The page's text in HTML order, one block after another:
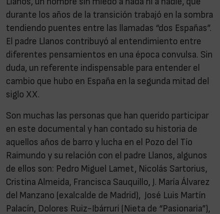
durante los años de la transición trabajó en la sombra
tendiendo puentes entre las llamadas “dos Españas”.
El padre Llanos contribuyó al entendimiento entre
diferentes pensamientos en una época convulsa. Sin
duda, un referente indispensable para entender el
cambio que hubo en España en la segunda mitad del
siglo XX.
Son muchas las personas que han querido participar
en este documental y han contado su historia de
aquellos años de barro y lucha en el Pozo del Tío
Raimundo y su relación con el padre Llanos, algunos
de ellos son: Pedro Miguel Lamet, Nicolás Sartorius,
Cristina Almeida, Francisca Sauquillo, J. María Álvarez
del Manzano (exalcalde de Madrid), José Luis Martín
Palacín, Dolores Ruiz-Ibárruri (Nieta de “Pasionaria”),